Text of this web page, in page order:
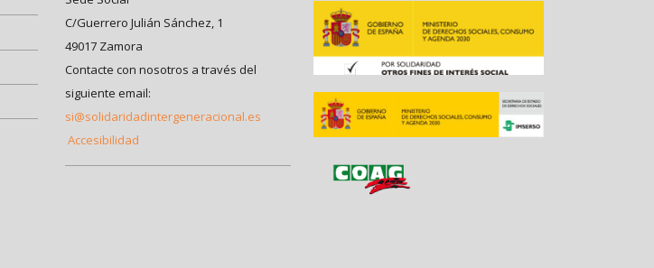
C/Guerrero Julián Sánchez, 1
49017 Zamora
Contacte con nosotros a través del
siguiente email:
si@solidaridadintergeneracional.es
Accesibilidad